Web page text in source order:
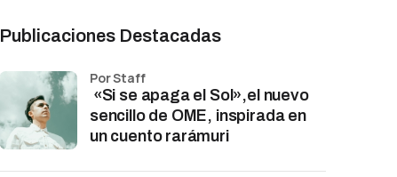
Publicaciones Destacadas
«Si se apaga el Sol»,el nuevo
sencillo de OME, inspirada en
un cuento rarámuri
por Staff